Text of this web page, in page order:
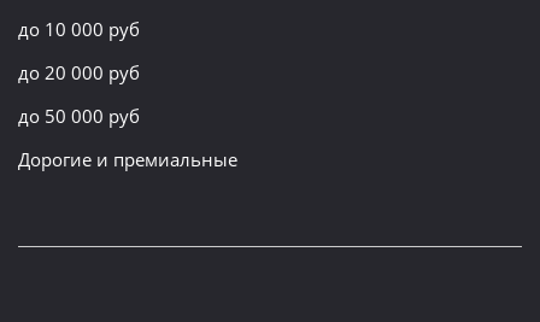
до 10 000 руб
до 20 000 руб
до 50 000 руб
Дорогие и премиальные